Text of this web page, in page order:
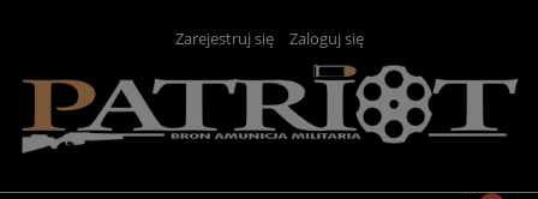
Zarejestruj się Zaloguj się